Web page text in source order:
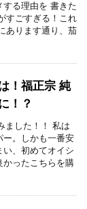
する理由を 書きた
すごすぎる！これ
あります通り、茄
！福正宗 純
！？
ました！！ 私は
ー。しかも一番安
い、初めてオイシ
かったこちらを購